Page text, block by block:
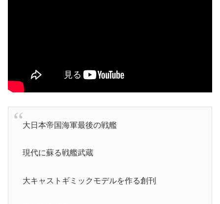
大日本帝国海軍最後の戦艦
現代に蘇る戦艦武蔵
大キャストギミックモデルを作る創刊